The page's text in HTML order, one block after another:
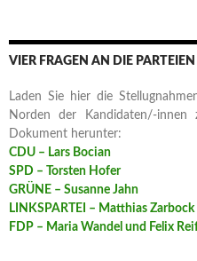
VIER FRAGEN AN DIE
Laden Sie hier die
Norden der Kandidaten/-innen
Dokument herunter:
CDU – Lars Bocian
SPD – Torsten Hofer
GRÜNE – Susanne Jahn
LINKSPARTEI – Matthias Zarbock
FDP – Maria Wandel und Felix